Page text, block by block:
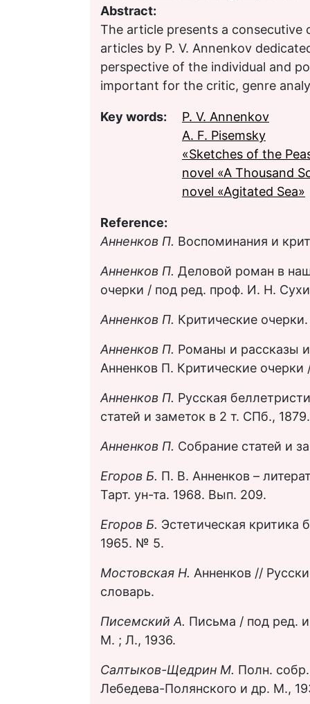
Abstract:
The article presents a
articles by P. V. Annenkov
perspective of the individual and
important for the critic, genre
Key words:
P. V. Annenkov
A. F. Pisemsky
«Sketches of the
novel «A Thousand
novel «Agitated Sea»
Reference:
Анненков П. Воспоминания и
Анненков П. Деловой роман в
очерки / под ред. проф. И. Н.
Анненков П. Критические
Анненков П. Романы и рассказы
Анненков П. Критические
Анненков П. Русская
статей и заметок в 2 т. СПб.,
Анненков П. Собрание статей и
Егоров Б. П. В. Анненков –
Тарт. ун-та. 1968. Вып. 209.
Егоров Б. Эстетическая критика
1965. № 5.
Мостовская Н. Анненков //
словарь.
Писемский А. Письма / под ред.
М. ; Л., 1936.
Салтыков-Щедрин М. Полн.
Лебедева-Полянского и др. М.,